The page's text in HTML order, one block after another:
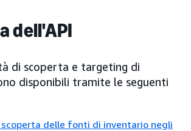
dell'API
di scoperta e targeting di
disponibili tramite le seguenti
scoperta delle fonti di inventario negli